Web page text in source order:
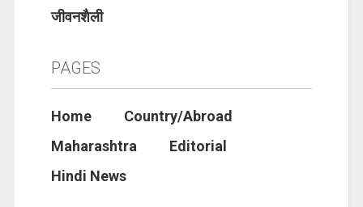
जीवनशैली
PAGES
Home
Country/Abroad
Maharashtra
Editorial
Hindi News